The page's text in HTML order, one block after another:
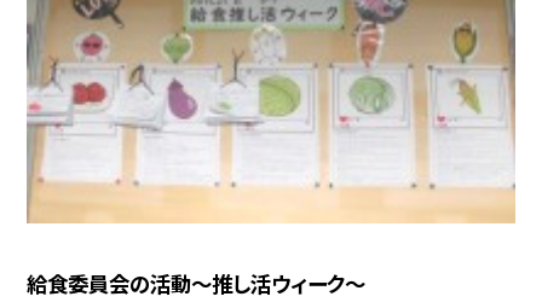
給食委員会の活動～推し活ウィーク～